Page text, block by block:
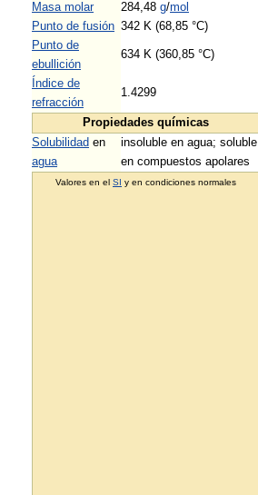
Masa molar
284,48 g/mol
Punto de fusión 342 K (68,85 °C)
Punto de
ebullición
634 K (360,85 °C)
Índice de
refracción
1.4299
Propiedades químicas
Solubilidad en
agua
insoluble en agua; soluble
en compuestos apolares
Valores en el SI y en condiciones normales